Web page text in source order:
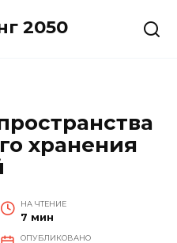
2050
хранения
НА ЧТЕНИЕ
7 мин
ОПУБЛИКОВАНО